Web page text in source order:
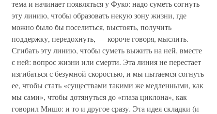
тема и начинает появляться у Фуко: надо суметь согнуть
эту линию, чтобы образовать некую зону жизни, где
можно было бы поселиться, выстоять, получить
поддержку, передохнуть, — короче говоря, мыслить.
Сгибать эту линию, чтобы суметь выжить на ней, вместе
с ней: вопрос жизни или смерти. Эта линия не перестает
изгибаться с безумной скоростью, и мы пытаемся согнуть
ее, чтобы стать «существами такими же медленными, как
мы сами», чтобы дотянуться до «глаза циклона», как
говорил Мишо: и то и другое сразу. Эта идея складки (и